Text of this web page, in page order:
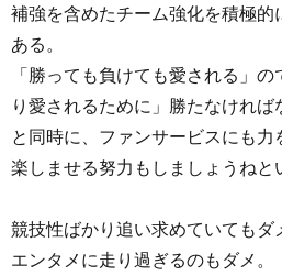
補強を含めたチーム強化を積極
ある。
「勝っても負けても愛される」
り愛されるために」勝たなければ
と同時に、ファンサービスにも
楽しませる努力もしましょうねと
競技性ばかり追い求めていてもダ
エンタメに走り過ぎるのもダメ。